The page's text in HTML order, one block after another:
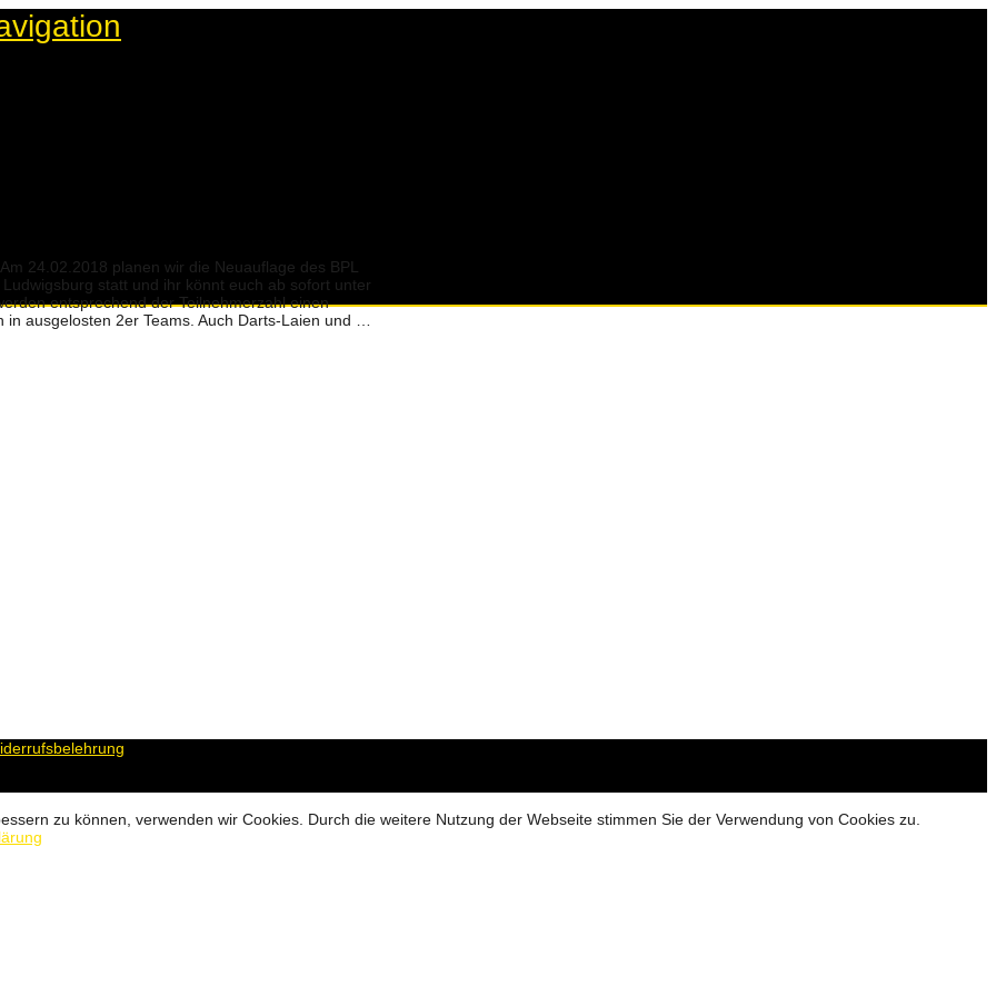
24.02.2018 planen wir die Neuauflage des BPL
statt und ihr könnt euch ab sofort unter
entsprechend der Teilnehmerzahl einen
in ausgelosten 2er Teams. Auch Darts-Laien und …
zu können, verwenden wir Cookies. Durch die weitere Nutzung der Webseite stimmen Sie der Verwendung von Cookies zu.